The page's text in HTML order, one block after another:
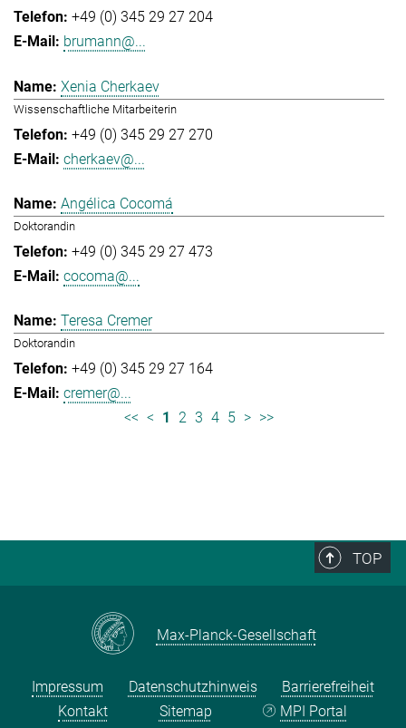
+49 (0) 345 29 27 204
brumann@...
Xenia Cherkaev
Wissenschaftliche Mitarbeiterin
+49 (0) 345 29 27 270
cherkaev@...
Angélica Cocomá
Doktorandin
+49 (0) 345 29 27 473
cocoma@...
Teresa Cremer
Doktorandin
+49 (0) 345 29 27 164
cremer@...
<< < 1 2 3 4 5 > >>
TOP
Max-Planck-Gesellschaft
Impressum Datenschutzhinweis
Barrierefreiheit
Kontakt
Sitemap MPI Portal